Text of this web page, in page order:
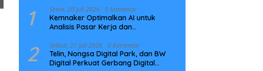
1 Senin, 20 Juli 2026 0 Komentar
Kemnaker Optimalkan AI untuk
Analisis Pasar Kerja dan
2 Selasa, 21 Juli 2026 0 Komentar
Telin, Nongsa Digital Park, dan BW
Digital Perkuat Gerbang Digital